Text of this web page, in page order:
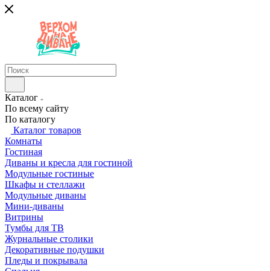
Каталог
По всему сайту
По каталогу
Каталог товаров
Комнаты
Гостиная
Диваны и кресла для гостиной
Модульные гостиные
Шкафы и стеллажи
Модульные диваны
Мини-диваны
Витрины
Тумбы для ТВ
Журнальные столики
Декоративные подушки
Пледы и покрывала